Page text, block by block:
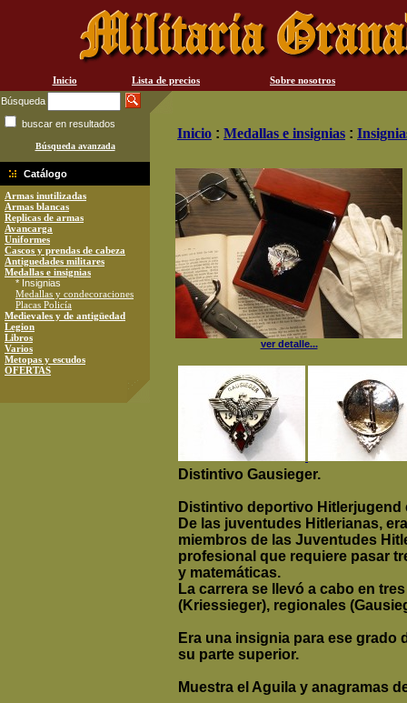
Inicio Lista de precios
Sobre nosotros
Búsqueda
buscar en resultados
Búsqueda avanzada
Catálogo
Armas inutilizadas
Armas blancas
Replicas de armas
Avancarga
Uniformes
Cascos y prendas de cabeza
Antiguedades militares
Medallas e insignias
* Insignias
Medallas y condecoraciones
Placas Policía
Medievales y de antigüedad
Legion
Libros
Varios
Metopas y escudos
OFERTAS
Inicio : Medallas e insignias :
ver detalle...
Distintivo Gausieger.
Distintivo deportivo
De las juventudes Hitlerianas,
miembros de las Juventudes
profesional que requiere pasar
y matemáticas.
La carrera se llevó a cabo en
(Kriessieger), regionales
Era una insignia para ese grado
su parte superior.
Muestra el Aguila y anagramas